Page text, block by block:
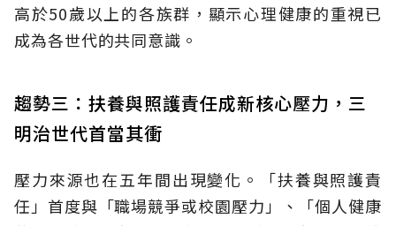
高於50歲以上的各族群，顯示心理健康的重視已
成為各世代的共同意識。
趨勢三：扶養與照護責任成新核心壓力，三
明治世代首當其衝
壓力來源也在五年間出現變化。「扶養與照護責
任」首度與「職場競爭或校園壓力」、「個人健康